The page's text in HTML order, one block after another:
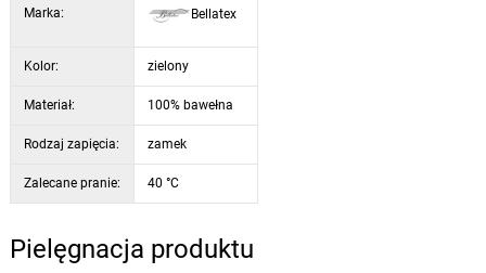
Marka: Bellatex
Kolor: zielony
Materiał: 100% bawełna
Rodzaj zapięcia: zamek
Zalecane pranie: 40 °C
Pielęgnacja produktu